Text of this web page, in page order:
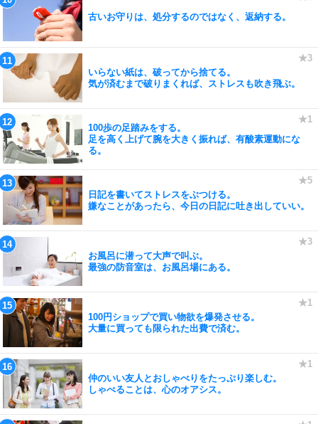
古いお守りは、処分するのではなく、返納する。
いらない紙は、破ってから捨てる。
気が済むまで破りまくれば、ストレスも吹き飛ぶ。
100歩の足踏みをする。
足を高く上げて腕を大きく振れば、有酸素運動にな
る。
日記を書いてストレスをぶつける。
嫌なことがあったら、今日の日記に吐き出していい。
お風呂に潜って大声で叫ぶ。
最強の防音室は、お風呂場にある。
100円ショップで買い物欲を爆発させる。
大量に買っても限られた出費で済む。
仲のいい友人とおしゃべりをたっぷり楽しむ。
しゃべることは、心のオアシス。